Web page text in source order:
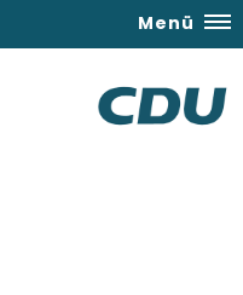
Menü